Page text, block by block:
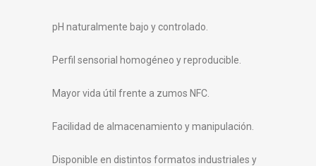
pH naturalmente bajo y controlado.
Perfil sensorial homogéneo y reproducible.
Mayor vida útil frente a zumos NFC.
Facilidad de almacenamiento y manipulación.
Disponible en distintos formatos industriales y